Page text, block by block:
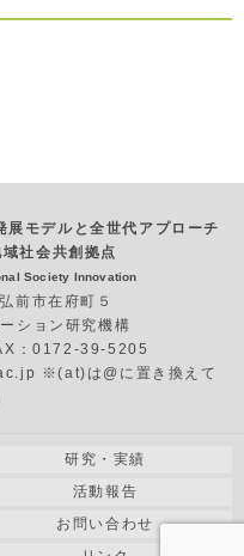
展モデルと全世代アプローチ
社会共創拠点
Society Innovation
市在府町５
ション研究機構
：0172-39-5205
※(at)は@に置き換えて
研究・実績
活動報告
お問い合わせ